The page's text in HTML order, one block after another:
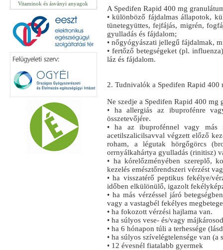
Vitaminok és ásványi anyagok
A Spedifen Rapid 400 mg
• különböző fájdalmas állapotok,
tünetegyüttes, fejfájás, migrén,
gyulladás és fájdalom;
• nőgyógyászati jellegű fájdalmak,
• fertőző betegségeket (pl.
láz és fájdalom.
2. Tudnivalók a Spedifen Rapid 400
Ne szedje a Spedifen Rapid 400 mg
• ha allergiás az ibuprofénre
összetevőjére.
• ha az ibuprofénnel vagy más
acetilszalicilsavval végzett előző
roham, a légutak hörgőgörcs
orrnyálkahártya gyulladás (rinitisz)
• ha kórelőzményében szereplő,
kezelés emésztőrendszeri vérzést
• ha visszatérő peptikus fekélye/
időben elkülönülő, igazolt
• ha más vérzéssel járó
vagy a vastagbél fekélyes
• ha fokozott vérzési hajlama van.
• ha súlyos vese‑ és/vagy
• ha 6 hónapon túli a terhessége
• ha súlyos szívelégtelensége van
• 12 évesnél fiatalabb gyermek